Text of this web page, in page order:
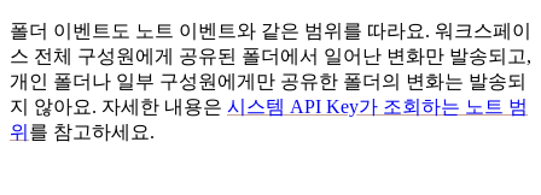
폴더 이벤트도 노트 이벤트와 같은 범위를 따라요. 워크스페이
스 전체 구성원에게 공유된 폴더에서 일어난 변화만 발송되고,
개인 폴더나 일부 구성원에게만 공유한 폴더의 변화는 발송되
지 않아요. 자세한 내용은 시스템 API Key가 조회하는 노트 범
위 를 참고하세요.